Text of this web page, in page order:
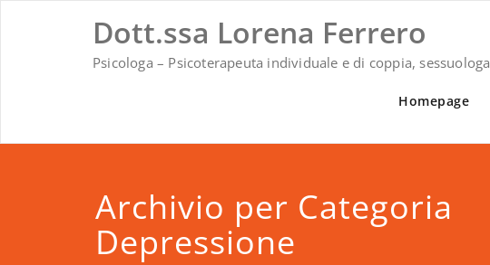
Dott.ssa Lorena Ferrero
Psicologa – Psicoterapeuta individuale e di coppia, sessuologa
Homepage
Archivio per Categoria
Depressione